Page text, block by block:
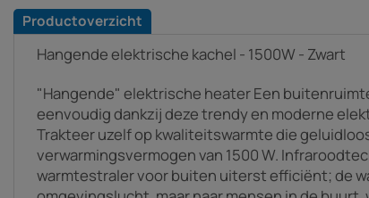
Productoverzicht
Hangende elektrische kachel - 1500W - Zwart
"Hangende" elektrische heater Een
eenvoudig dankzij deze trendy en moderne
Trakteer uzelf op kwaliteitswarmte die
verwarmingsvermogen van 1500 W.
warmtestraler voor buiten uiterst efficiënt; de